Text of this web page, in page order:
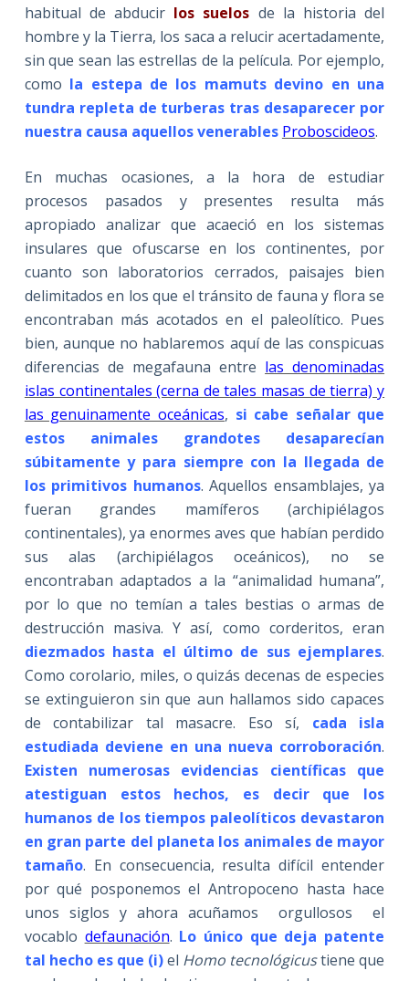
habitual de abducir los suelos de la historia del
hombre y la Tierra, los saca a relucir acertadamente,
sin que sean las estrellas de la película. Por ejemplo,
como la estepa de los mamuts devino en una
tundra repleta de turberas tras desaparecer por
nuestra causa aquellos venerables Proboscideos.
En muchas ocasiones, a la hora de estudiar
procesos pasados y presentes resulta más
apropiado analizar que acaeció en los sistemas
insulares que ofuscarse en los continentes, por
cuanto son laboratorios cerrados, paisajes bien
delimitados en los que el tránsito de fauna y flora se
encontraban más acotados en el paleolítico. Pues
bien, aunque no hablaremos aquí de las conspicuas
diferencias de megafauna entre las denominadas
islas continentales (cerna de tales masas de tierra) y
las genuinamente oceánicas, si cabe señalar que
estos animales grandotes desaparecían
súbitamente y para siempre con la llegada de
los primitivos humanos. Aquellos ensamblajes, ya
fueran grandes mamíferos (archipiélagos
continentales), ya enormes aves que habían perdido
sus alas (archipiélagos oceánicos), no se
encontraban adaptados a la “animalidad humana”,
por lo que no temían a tales bestias o armas de
destrucción masiva. Y así, como corderitos, eran
diezmados hasta el último de sus ejemplares.
Como corolario, miles, o quizás decenas de especies
se extinguieron sin que aun hallamos sido capaces
de contabilizar tal masacre. Eso sí, cada isla
estudiada deviene en una nueva corroboración.
Existen numerosas evidencias científicas que
atestiguan estos hechos, es decir que los
humanos de los tiempos paleolíticos devastaron
en gran parte del planeta los animales de mayor
tamaño. En consecuencia, resulta difícil entender
por qué posponemos el Antropoceno hasta hace
unos siglos y ahora acuñamos orgullosos el
vocablo defaunación. Lo único que deja patente
tal hecho es que (i)el Homo tecnológicustiene que